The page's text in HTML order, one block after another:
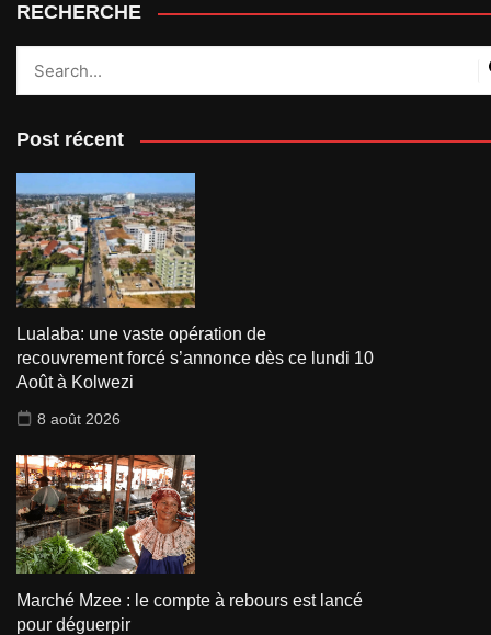
RECHERCHE
Post récent
Lualaba: une vaste opération de
recouvrement forcé s’annonce dès ce lundi 10
Août à Kolwezi
8 août 2026
Marché Mzee : le compte à rebours est lancé
pour déguerpir